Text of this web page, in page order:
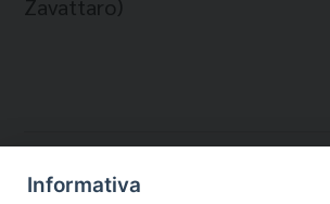
Zavattaro)
Temi:
Informativa